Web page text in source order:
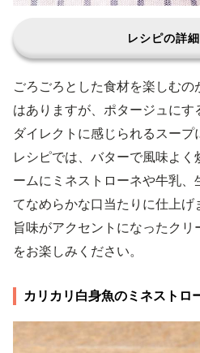
レシピの詳
ごろごろとした食材を楽しむ
はありますが、ポタージュに
ダイレクトに感じられるスー
レシピでは、バターで風味よ
ームにミネストローネや牛乳
てなめらかな口当たりに仕上
旨味がアクセントになったク
をお楽しみください。
カリカリ白身魚のミネストロ